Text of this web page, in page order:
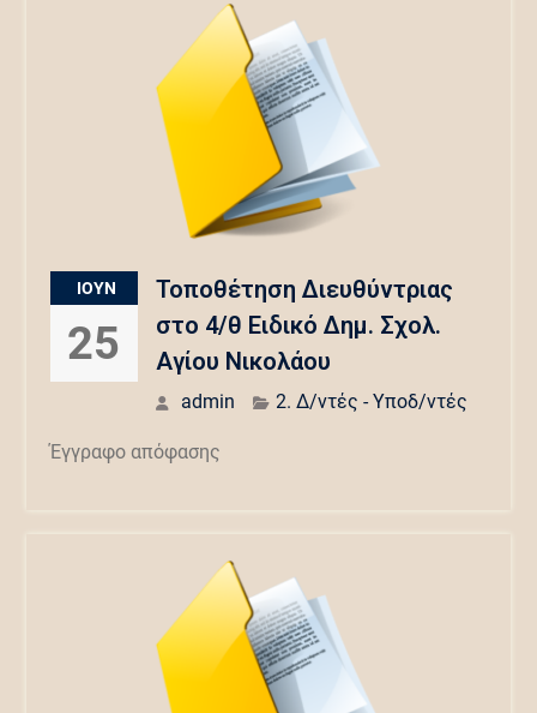
ΙΟΎΝ
25
Τοποθέτηση Διευθύντριας
στο 4/θ Ειδικό Δημ. Σχολ.
Αγίου Νικολάου
admin 2. Δ/ντές - Υποδ/ντές
Έγγραφο απόφασης